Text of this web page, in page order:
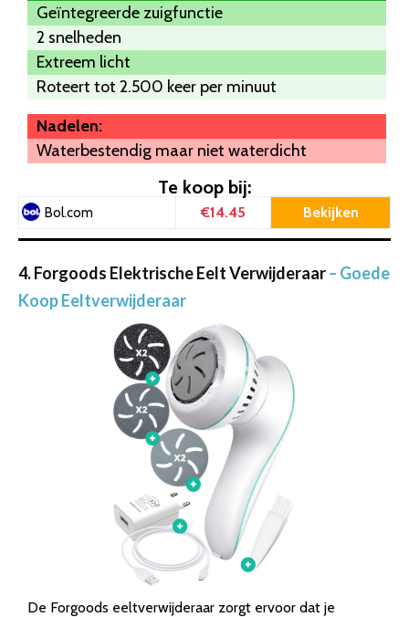
Geïntegreerde zuigfunctie
2 snelheden
Extreem licht
Roteert tot 2.500 keer per minuut
Nadelen:
Waterbestendig maar niet waterdicht
Te koop bij:
Bol.com €14.45 Bekijken
4. Forgoods Elektrische Eelt Verwijderaar– Goede
Koop Eeltverwijderaar
De Forgoods eeltverwijderaar zorgt ervoor dat je